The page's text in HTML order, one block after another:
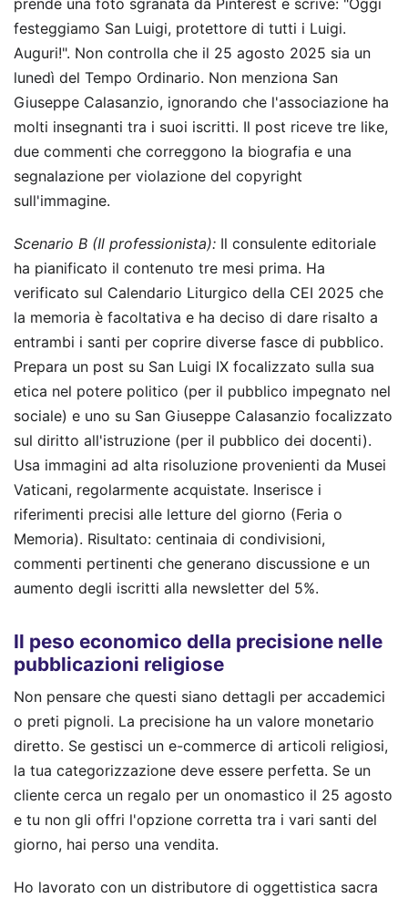
prende una foto sgranata da Pinterest e scrive: "Oggi
festeggiamo San Luigi, protettore di tutti i Luigi.
Auguri!". Non controlla che il 25 agosto 2025 sia un
lunedì del Tempo Ordinario. Non menziona San
Giuseppe Calasanzio, ignorando che l'associazione ha
molti insegnanti tra i suoi iscritti. Il post riceve tre like,
due commenti che correggono la biografia e una
segnalazione per violazione del copyright
sull'immagine.
Scenario B (Il professionista): Il consulente editoriale
ha pianificato il contenuto tre mesi prima. Ha
verificato sul Calendario Liturgico della CEI 2025 che
la memoria è facoltativa e ha deciso di dare risalto a
entrambi i santi per coprire diverse fasce di pubblico.
Prepara un post su San Luigi IX focalizzato sulla sua
etica nel potere politico (per il pubblico impegnato nel
sociale) e uno su San Giuseppe Calasanzio focalizzato
sul diritto all'istruzione (per il pubblico dei docenti).
Usa immagini ad alta risoluzione provenienti da Musei
Vaticani, regolarmente acquistate. Inserisce i
riferimenti precisi alle letture del giorno (Feria o
Memoria). Risultato: centinaia di condivisioni,
commenti pertinenti che generano discussione e un
aumento degli iscritti alla newsletter del 5%.
Il peso economico della precisione nelle
pubblicazioni religiose
Non pensare che questi siano dettagli per accademici
o preti pignoli. La precisione ha un valore monetario
diretto. Se gestisci un e-commerce di articoli religiosi,
la tua categorizzazione deve essere perfetta. Se un
cliente cerca un regalo per un onomastico il 25 agosto
e tu non gli offri l'opzione corretta tra i vari santi del
giorno, hai perso una vendita.
Ho lavorato con un distributore di oggettistica sacra